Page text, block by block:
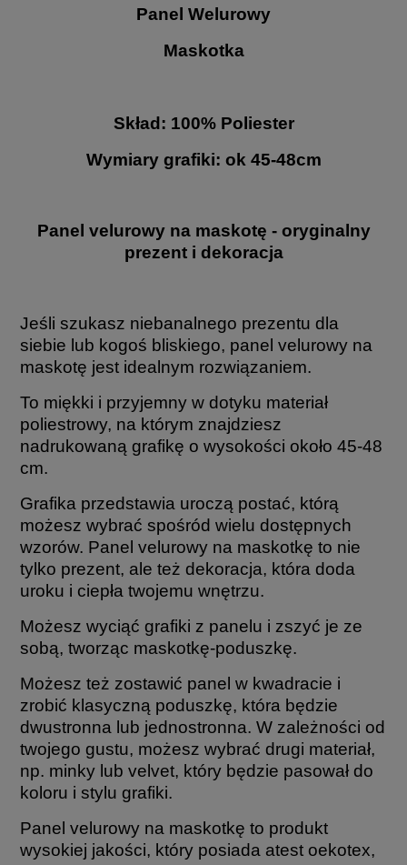
Panel Welurowy
Maskotka
Skład: 100% Poliester
Wymiary grafiki: ok 45-48cm
Panel velurowy na maskotę - oryginalny
prezent i dekoracja
Jeśli szukasz niebanalnego prezentu dla
siebie lub kogoś bliskiego, panel velurowy na
maskotę jest idealnym rozwiązaniem.
To miękki i przyjemny w dotyku materiał
poliestrowy, na którym znajdziesz
nadrukowaną grafikę o wysokości około 45-48
cm.
Grafika przedstawia uroczą postać, którą
możesz wybrać spośród wielu dostępnych
wzorów. Panel velurowy na maskotkę to nie
tylko prezent, ale też dekoracja, która doda
uroku i ciepła twojemu wnętrzu.
Możesz wyciąć grafiki z panelu i zszyć je ze
sobą, tworząc maskotkę-poduszkę.
Możesz też zostawić panel w kwadracie i
zrobić klasyczną poduszkę, która będzie
dwustronna lub jednostronna. W zależności od
twojego gustu, możesz wybrać drugi materiał,
np. minky lub velvet, który będzie pasował do
koloru i stylu grafiki.
Panel velurowy na maskotkę to produkt
wysokiej jakości, który posiada atest oekotex,